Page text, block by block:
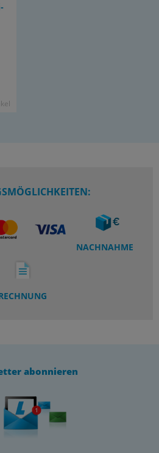
NACHNAHME
abonnieren